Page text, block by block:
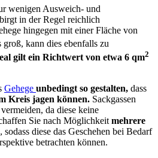
wenigen Ausweich- und
in der Regel reichlich
hingegen mit einer Fläche von
groß, kann dies ebenfalls zu
gilt ein Richtwert von etwa 6 qm2
Gehege unbedingt so gestalten, dass
Kreis jagen können. Sackgassen
da diese keine
Sie nach Möglichkeit mehrere
diese das Geschehen bei Bedarf
betrachten können.